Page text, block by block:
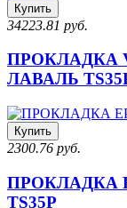
Купить
34223.81 руб.
ПРОКЛАДКА
ЛАВАЛЬ
Купить
2300.76 руб.
ПРОКЛАДКА
TS35P